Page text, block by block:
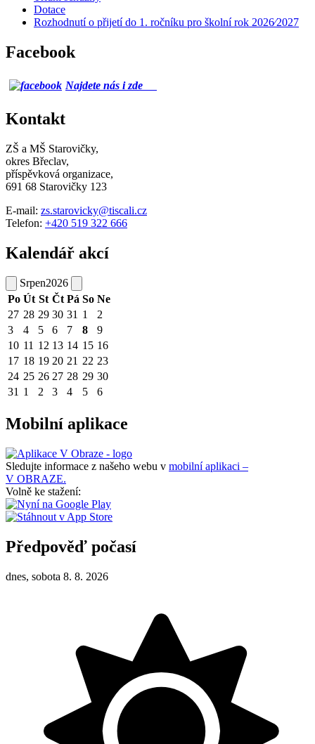
Dotace
Rozhodnutí o přijetí do 1. ročníku pro školní rok 2026⁄2027
Facebook
Najdete nás i zde
Kontakt
ZŠ a MŠ Starovičky,
okres Břeclav,
příspěvková organizace,
691 68 Starovičky 123
E-mail: zs.starovicky@tiscali.cz
Telefon: +420 519 322 666
Kalendář akcí
Srpen2026
Po Út St Čt Pá So Ne
27 28 29 30 31 1
2
3
4 5 6 7 8
9
10 11 12 13 14 15 16
17 18 19 20 21 22 23
24 25 26 27 28 29 30
31 1 2 3 4 5 6
Mobilní aplikace
Sledujte informace z našeho webu v mobilní aplikaci –
V OBRAZE.
Volně ke stažení:
Předpověď počasí
dnes, sobota 8. 8. 2026